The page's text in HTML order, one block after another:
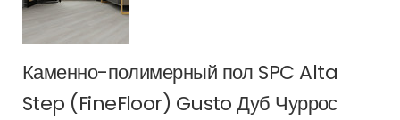
Каменно-полимерный пол SPC Alta
Step (FineFloor) Gusto Дуб Чуррос